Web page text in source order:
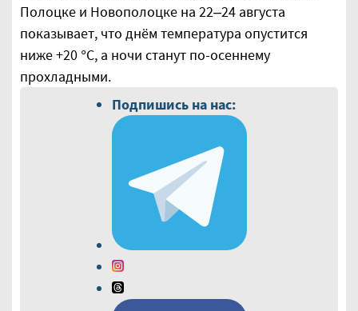
Полоцке и Новополоцке на 22–24 августа
показывает, что днём температура опустится
ниже +20 °С, а ночи станут по-осеннему
прохладными.
Подпишись на нас: